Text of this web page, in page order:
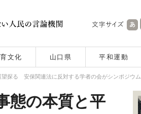
文化 山口県 平和運動
探る 安保関連法に反対する学者の会がシンポジウム
態の本質と平